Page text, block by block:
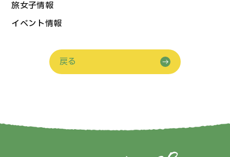
旅女子情報
イベント情報
戻る